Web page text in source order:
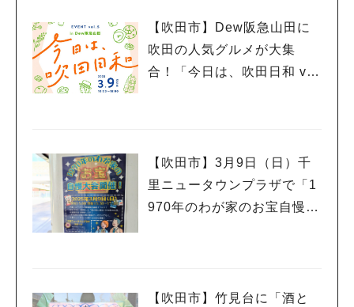
【吹田市】Dew阪急山田に
吹田の人気グルメが大集
合！「今日は、吹田日和 vo
【吹田市】3月9日（日）千
里ニュータウンプラザで「1
970年のわが家のお宝自慢大
【吹田市】竹見台に「酒と